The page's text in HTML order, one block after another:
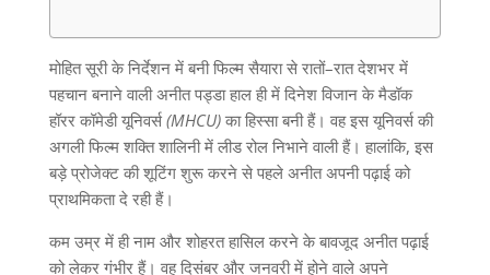
मोहित सूरी के निर्देशन में बनी फिल्म सैयारा से रातों–रात देशभर में
पहचान बनाने वाली अनीत पड्डा हाल ही में दिनेश विजान के मैडॉक
हॉरर कॉमेडी यूनिवर्स(MHCU) का हिस्सा बनी हैं। वह इस यूनिवर्स की
अगली फिल्म शक्ति शालिनी में लीड रोल निभाने वाली हैं। हालांकि, इस
बड़े प्रोजेक्ट की शूटिंग शुरू करने से पहले अनीत अपनी पढ़ाई को
प्राथमिकता दे रही हैं।
कम उम्र में ही नाम और शोहरत हासिल करने के बावजूद अनीत पढ़ाई
को लेकर गंभीर हैं। वह दिसंबर और जनवरी में होने वाले अपने